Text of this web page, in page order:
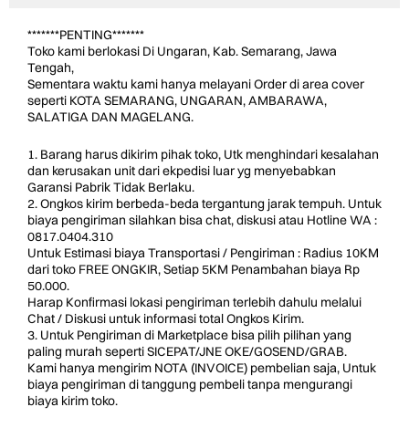
*******PENTING*******
Toko kami berlokasi Di Ungaran, Kab. Semarang, Jawa
Tengah,
Sementara waktu kami hanya melayani Order di area cover
seperti KOTA SEMARANG, UNGARAN, AMBARAWA,
SALATIGA DAN MAGELANG.
1. Barang harus dikirim pihak toko, Utk menghindari kesalahan
dan kerusakan unit dari ekpedisi luar yg menyebabkan
Garansi Pabrik Tidak Berlaku.
2. Ongkos kirim berbeda-beda tergantung jarak tempuh. Untuk
biaya pengiriman silahkan bisa chat, diskusi atau Hotline WA :
0817.0404.310
Untuk Estimasi biaya Transportasi / Pengiriman : Radius 10KM
dari toko FREE ONGKIR, Setiap 5KM Penambahan biaya Rp
50.000.
Harap Konfirmasi lokasi pengiriman terlebih dahulu melalui
Chat / Diskusi untuk informasi total Ongkos Kirim.
3. Untuk Pengiriman di Marketplace bisa pilih pilihan yang
paling murah seperti SICEPAT/JNE OKE/GOSEND/GRAB.
Kami hanya mengirim NOTA (INVOICE) pembelian saja, Untuk
biaya pengiriman di tanggung pembeli tanpa mengurangi
biaya kirim toko.